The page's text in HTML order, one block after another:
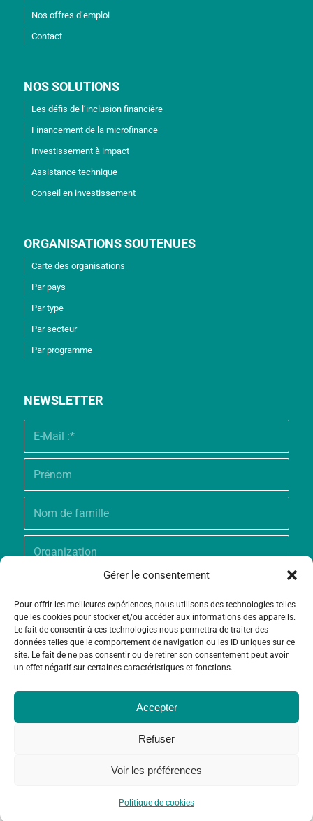
Gérer le consentement
Pour offrir les meilleures expériences, nous utilisons des technologies telles
que les cookies pour stocker et/ou accéder aux informations des appareils.
Le fait de consentir à ces technologies nous permettra de traiter des
données telles que le comportement de navigation ou les ID uniques sur ce
site. Le fait de ne pas consentir ou de retirer son consentement peut avoir
un effet négatif sur certaines caractéristiques et fonctions.
Accepter
Refuser
Voir les préférences
Politique de cookies
Nos offres d’emploi
Contact
NOS SOLUTIONS
Les défis de l’inclusion financière
Financement de la microfinance
Investissement à impact
Assistance technique
Conseil en investissement
ORGANISATIONS SOUTENUES
Carte des organisations
Par pays
Par type
Par secteur
Par programme
NEWSLETTER
© Copyright - Fondation Grameen Crédit-Agricole |Création site
Politique de cookies (UE) Mentions légales